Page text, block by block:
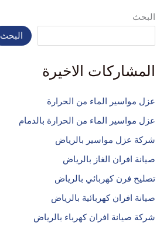
البحث
البحث
المشاركات الاخيرة
عزل مواسير الماء من الحرارة
عزل مواسير الماء من الحرارة بالدمام
شركة عزل مواسير بالرياض
صيانة افران الغاز بالرياض
تصليح فرن كهربائي بالرياض
صيانة افران كهربائية بالرياض
شركة صيانة افران كهرباء بالرياض